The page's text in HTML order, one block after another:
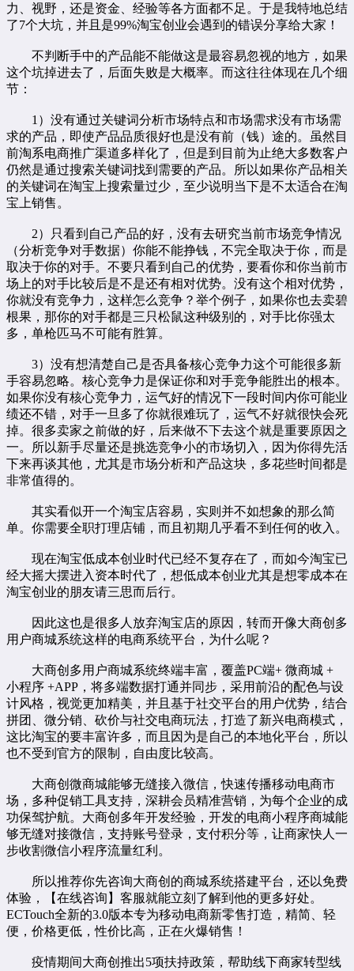
力、视野，还是资金、经验等各方面都不足。于是我特地总结
了7个大坑，并且是99%淘宝创业会遇到的错误分享给大家！
不判断手中的产品能不能做这是最容易忽视的地方，如果
这个坑掉进去了，后面失败是大概率。而这往往体现在几个细
节：
1）没有通过关键词分析市场特点和市场需求没有市场需
求的产品，即使产品品质很好也是没有前（钱）途的。虽然目
前淘系电商推广渠道多样化了，但是到目前为止绝大多数客户
仍然是通过搜索关键词找到需要的产品。所以如果你产品相关
的关键词在淘宝上搜索量过少，至少说明当下是不太适合在淘
宝上销售。
2）只看到自己产品的好，没有去研究当前市场竞争情况
（分析竞争对手数据）你能不能挣钱，不完全取决于你，而是
取决于你的对手。不要只看到自己的优势，要看你和你当前市
场上的对手比较后是不是还有相对优势。没有这个相对优势，
你就没有竞争力，这样怎么竞争？举个例子，如果你也去卖碧
根果，那你的对手都是三只松鼠这种级别的，对手比你强太
多，单枪匹马不可能有胜算。
3）没有想清楚自己是否具备核心竞争力这个可能很多新
手容易忽略。核心竞争力是保证你和对手竞争能胜出的根本。
如果你没有核心竞争力，运气好的情况下一段时间内你可能业
绩还不错，对手一旦多了你就很难玩了，运气不好就很快会死
掉。很多卖家之前做的好，后来做不下去这个就是重要原因之
一。所以新手尽量还是挑选竞争小的市场切入，因为你得先活
下来再谈其他，尤其是市场分析和产品这块，多花些时间都是
非常值得的。
其实看似开一个淘宝店容易，实则并不如想象的那么简
单。你需要全职打理店铺，而且初期几乎看不到任何的收入。
现在淘宝低成本创业时代已经不复存在了，而如今淘宝已
经大摇大摆进入资本时代了，想低成本创业尤其是想零成本在
淘宝创业的朋友请三思而后行。
因此这也是很多人放弃淘宝店的原因，转而开像大商创多
用户商城系统这样的电商系统平台，为什么呢？
大商创多用户商城系统终端丰富，覆盖PC端+ 微商城 +
小程序 +APP，将多端数据打通并同步，采用前沿的配色与设
计风格，视觉更加精美，并且基于社交平台的用户优势，结合
拼团、微分销、砍价与社交电商玩法，打造了新兴电商模式，
这比淘宝的要丰富许多，而且因为是自己的本地化平台，所以
也不受到官方的限制，自由度比较高。
大商创微商城能够无缝接入微信，快速传播移动电商市
场，多种促销工具支持，深耕会员精准营销，为每个企业的成
功保驾护航。大商创多年开发经验，开发的电商小程序商城能
够无缝对接微信，支持账号登录，支付积分等，让商家快人一
步收割微信小程序流量红利。
所以推荐你先咨询大商创的商城系统搭建平台，还以免费
体验，【在线咨询 】客服就能立刻了解到他的更多好处。
ECTouch全新的3.0版本专为移动电商新零售打造，精简、轻
便，价格更低，性价比高，正在火爆销售！
疫情期间大商创推出5项扶持政策，帮助线下商家转型线